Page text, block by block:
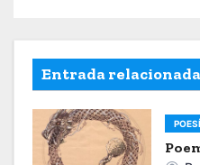
g
Entrada relacionada